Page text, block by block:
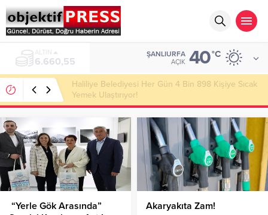
6.660,55
ŞANLIURFA
AÇIK 40°C
Haliliye Belediyesi Her Gün 4 Bin 898 Kişiye Sıcak
Yemek Ulaştırıyor!
“Yerle Gök Arasında”
Akaryakıta Zam!